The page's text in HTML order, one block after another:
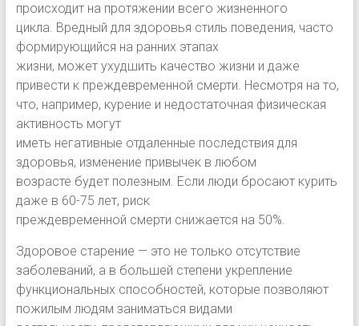
происходит на протяжении всего жизненного
цикла. Вредный для здоровья стиль поведения, часто
формирующийся на ранних этапах
жизни, может ухудшить качество жизни и даже
привести к преждевременной смерти. Несмотря на то,
что, например, курение и недостаточная физическая
активность могут
иметь негативные отдаленные последствия для
здоровья, изменение привычек в любом
возрасте будет полезным. Если люди бросают курить
даже в 60-75 лет, риск
преждевременной смерти снижается на 50%.
Здоровое старение — это не только отсутствие
заболеваний, а в большей степени укрепление
функциональных способностей, которые позволяют
пожилым людям заниматься видами